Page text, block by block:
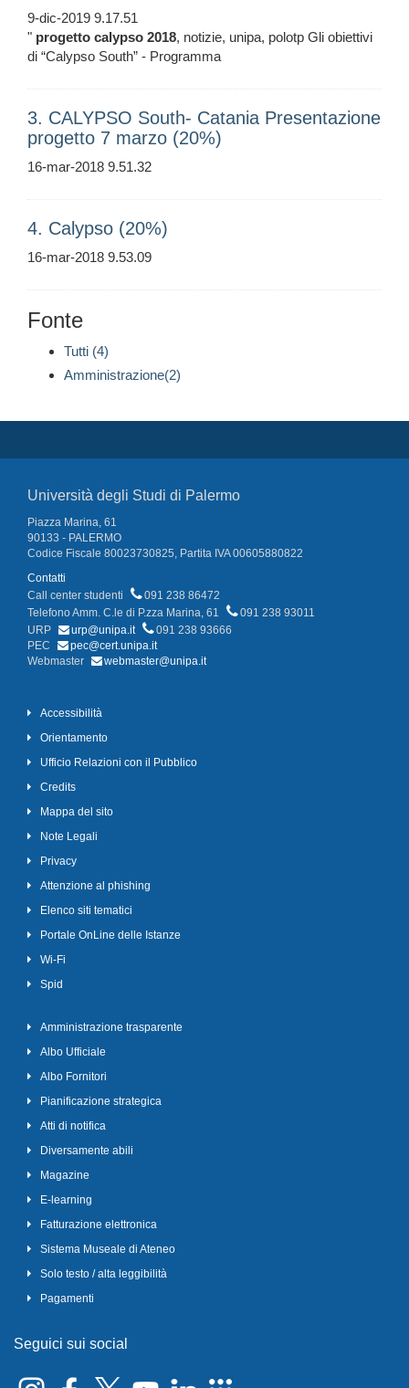
9-dic-2019 9.17.51
" progetto calypso 2018, notizie, unipa, polotp Gli obiettivi
di “Calypso South” - Programma
3. CALYPSO South- Catania Presentazione
progetto 7 marzo (20%)
16-mar-2018 9.51.32
4. Calypso (20%)
16-mar-2018 9.53.09
Fonte
Tutti (4)
Amministrazione(2)
Università degli Studi di Palermo
Piazza Marina, 61
90133 - PALERMO
Codice Fiscale 80023730825, Partita IVA 00605880822
Contatti
Call center studenti
091 238 86472
Telefono Amm. C.le di P.zza Marina, 61
091 238 93011
URP
urp@unipa.it
091 238 93666
PEC
pec@cert.unipa.it
Webmaster
webmaster@unipa.it
Accessibilità
Orientamento
Ufficio Relazioni con il Pubblico
Credits
Mappa del sito
Note Legali
Privacy
Attenzione al phishing
Elenco siti tematici
Portale OnLine delle Istanze
Wi-Fi
Spid
Amministrazione trasparente
Albo Ufficiale
Albo Fornitori
Pianificazione strategica
Atti di notifica
Diversamente abili
Magazine
E-learning
Fatturazione elettronica
Sistema Museale di Ateneo
Solo testo / alta leggibilità
Pagamenti
Seguici sui social